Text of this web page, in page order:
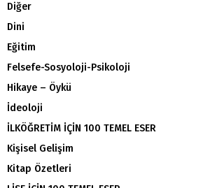
Diğer
Dini
Eğitim
Felsefe-Sosyoloji-Psikoloji
Hikaye – Öykü
İdeoloji
İLKÖĞRETİM İÇİN 100 TEMEL ESER
Kişisel Gelişim
Kitap Özetleri